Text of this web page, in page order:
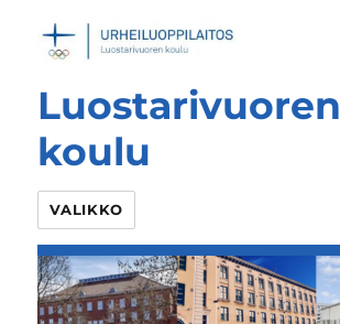
Luostarivuoren
koulu
VALIKKO